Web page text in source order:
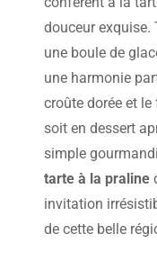
douceur exquise.
une boule de
une harmonie
croûte dorée et
soit en dessert
simple
tarte à la praline
invitation
de cette belle